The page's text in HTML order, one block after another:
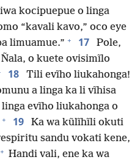
kocipuepue o linga
“kavali kavo,” oco eye
limuamue.” + 17
Pole,
o kuete ovisimĩlo
18 Tili evĩho liukahonga!
a linga ka li vĩhisa
evĩho liukahonga o
+ 19
Ka wa kũlĩhĩli okuti
sandu vokati kene,
+ Handi vali, ene ka wa